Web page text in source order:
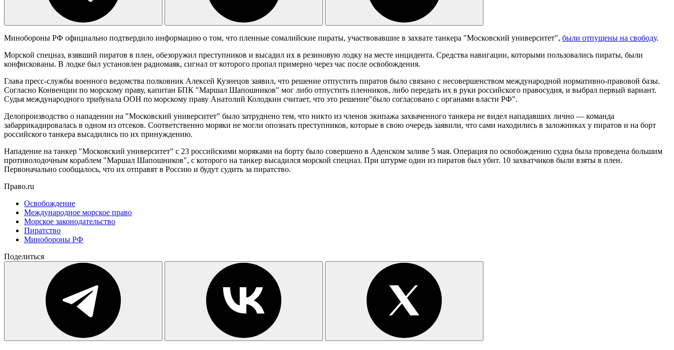
Минобороны РФ официально подтвердило информацию о том, что пленные сомалийские пираты, участвовавшие в захвате танкера "Московский университет", были отпущены на свободу.
Морской спецназ, взявший пиратов в плен, обезоружил преступников и высадил их в резиновую лодку на месте инцидента. Средства навигации, которыми пользовались пираты, были
конфискованы. В лодке был установлен радиомаяк, сигнал от которого пропал примерно через час после освобождения.
Глава пресс-службы военного ведомства полковник Алексей Кузнецов заявил, что решение отпустить пиратов было связано с несовершенством международной нормативно-правовой базы.
Согласно Конвенции по морскому праву, капитан БПК "Маршал Шапошников" мог либо отпустить пленников, либо передать их в руки российского правосудия, и выбрал первый вариант.
Судья международного трибунала ООН по морскому праву Анатолий Колодкин считает, что это решение"было согласовано с органами власти РФ".
Делопроизводство о нападении на "Московский университет" было затруднено тем, что никто из членов экипажа захваченного танкера не видел нападавших лично — команда
забаррикадировалась в одном из отсеков. Соответственно моряки не могли опознать преступников, которые в свою очередь заявили, что сами находились в заложниках у пиратов и на борт
российского танкера высадились по их принуждению.
Нападение на танкер "Московский университет" с 23 российскими моряками на борту было совершено в Аденском заливе 5 мая. Операция по освобождению судна была проведена большим
противолодочным кораблем "Маршал Шапошников", с которого на танкер высадился морской спецназ. При штурме один из пиратов был убит. 10 захватчиков были взяты в плен.
Первоначально сообщалось, что их отправят в Россию и будут судить за пиратство.
Право.ru
Освобождение
Международное морское право
Морское законодательство
Пиратство
Минобороны РФ
Поделиться